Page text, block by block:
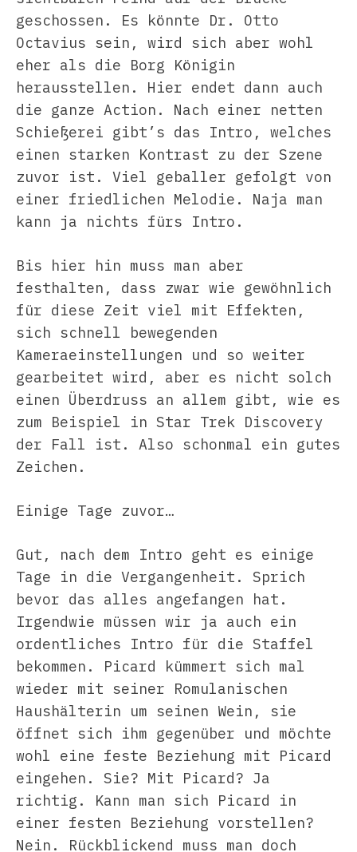
geschossen. Es könnte Dr. Otto
Octavius sein, wird sich aber wohl
eher als die Borg Königin
herausstellen. Hier endet dann auch
die ganze Action. Nach einer netten
Schießerei gibt’s das Intro, welches
einen starken Kontrast zu der Szene
zuvor ist. Viel geballer gefolgt von
einer friedlichen Melodie. Naja man
kann ja nichts fürs Intro.
Bis hier hin muss man aber
festhalten, dass zwar wie gewöhnlich
für diese Zeit viel mit Effekten,
sich schnell bewegenden
Kameraeinstellungen und so weiter
gearbeitet wird, aber es nicht solch
einen Überdruss an allem gibt, wie es
zum Beispiel in Star Trek Discovery
der Fall ist. Also schonmal ein gutes
Zeichen.
Einige Tage zuvor…
Gut, nach dem Intro geht es einige
Tage in die Vergangenheit. Sprich
bevor das alles angefangen hat.
Irgendwie müssen wir ja auch ein
ordentliches Intro für die Staffel
bekommen. Picard kümmert sich mal
wieder mit seiner Romulanischen
Haushälterin um seinen Wein, sie
öffnet sich ihm gegenüber und möchte
wohl eine feste Beziehung mit Picard
eingehen. Sie? Mit Picard? Ja
richtig. Kann man sich Picard in
einer festen Beziehung vorstellen?
Nein. Rückblickend muss man doch